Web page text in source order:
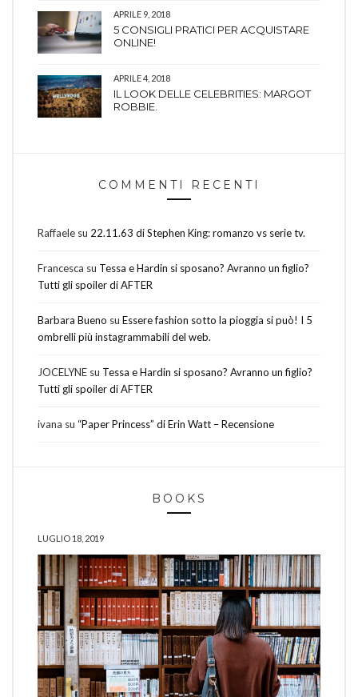
APRILE 9, 2018
5 CONSIGLI PRATICI PER ACQUISTARE
ONLINE!
APRILE 4, 2018
IL LOOK DELLE CELEBRITIES: MARGOT
ROBBIE.
COMMENTI RECENTI
Raffaele su 22.11.63 di Stephen King: romanzo vs serie tv.
Francesca su Tessa e Hardin si sposano? Avranno un figlio?
Tutti gli spoiler di AFTER
Barbara Bueno su Essere fashion sotto la pioggia si può! I 5
ombrelli più instagrammabili del web.
JOCELYNE su Tessa e Hardin si sposano? Avranno un figlio?
Tutti gli spoiler di AFTER
ivana su “Paper Princess” di Erin Watt – Recensione
BOOKS
LUGLIO 18, 2019